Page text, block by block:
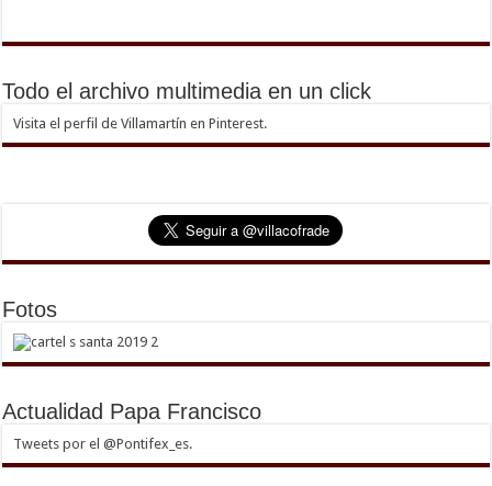
Todo el archivo multimedia en un click
Visita el perfil de Villamartín en Pinterest.
Fotos
Actualidad Papa Francisco
Tweets por el @Pontifex_es.